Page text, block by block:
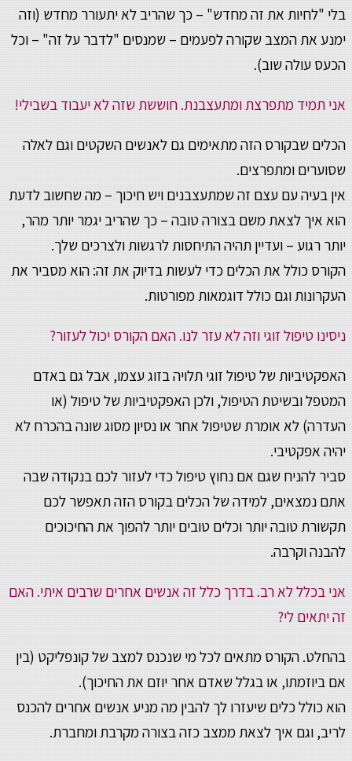
בלי "לחיות את זה מחדש" – כך שהריב לא יתעורר מחדש (וזה
ימנע את המצב שקורה לפעמים – שמנסים "לדבר על זה" – וכל
הכעס עולה שוב).
אני תמיד מתפרצת ומתעצבנת. חוששת שזה לא יעבוד בשבילי!
הכלים שבקורס הזה מתאימים גם לאנשים השקטים וגם לאלה
שסוערים ומתפרצים.
אין בעיה עם עצם זה שמתעצבנים ויש חיכוך – מה שחשוב לדעת
הוא איך לצאת משם בצורה טובה – כך שהריב יגמר יותר מהר,
יותר רגוע – ועדיין תהיה התיחסות לרגשות ולצרכים שלך.
הקורס כולל את הכלים כדי לעשות בדיוק את זה: הוא מסביר את
העקרונות וגם כולל דוגמאות מפורטות.
ניסינו טיפול זוגי וזה לא עזר לנו. האם הקורס יכול לעזור?
האפקטיביות של טיפול זוגי תלויה בזוג עצמו, אבל גם באדם
המטפל ובשיטת הטיפול, ולכן האפקטיביות של טיפול (או
העדרה) לא אומרת שטיפול אחר או נסיון מסוג שונה בהכרח לא
יהיה אפקטיבי.
סביר להניח שגם אם נחוץ טיפול כדי לעזור לכם בנקודה שבה
אתם נמצאים, למידה של הכלים בקורס הזה תאפשר לכם
תקשורת טובה יותר וכלים טובים יותר להפוך את החיכוכים
להבנה וקרבה.
אני בכלל לא רב. בדרך כלל זה אנשים אחרים שרבים איתי. האם
זה יתאים לי?
בהחלט. הקורס מתאים לכל מי שנכנס למצב של קונפליקט (בין
אם ביוזמתו, או בגלל שאדם אחר יוזם את החיכוך).
הוא כולל כלים שיעזרו לך להבין מה מניע אנשים אחרים להכנס
לריב, וגם איך לצאת ממצב כזה בצורה מקרבת ומחברת.